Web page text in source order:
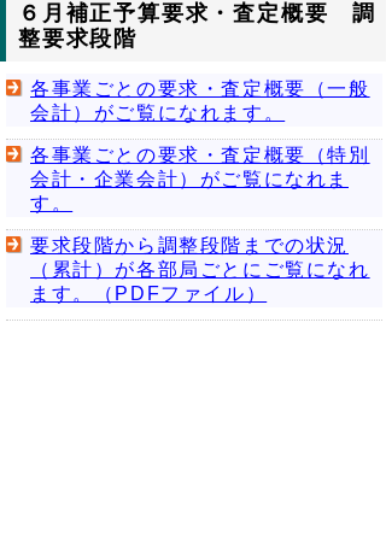
６月補正予算要求・査定概要 調
整要求段階
各事業ごとの要求・査定概要（一般
会計）がご覧になれます。
各事業ごとの要求・査定概要（特別
会計・企業会計）がご覧になれま
す。
要求段階から調整段階までの状況
（累計）が各部局ごとにご覧になれ
ます。（PDFファイル）